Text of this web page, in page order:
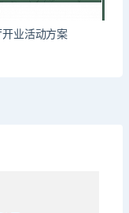
开业活动方案